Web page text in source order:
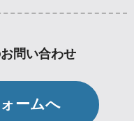
問い合わせ
ームへ